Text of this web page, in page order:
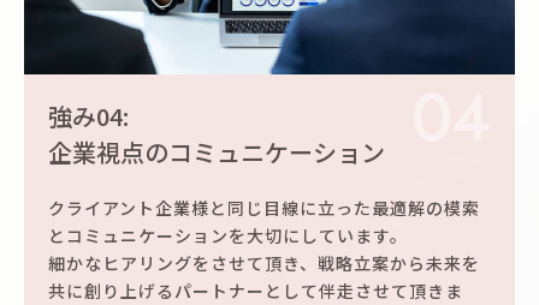
強み04:
企業視点のコミュニケーション
クライアント企業様と同じ目線に立った最適解の模索
とコミュニケーションを大切にしています。
細かなヒアリングをさせて頂き、戦略立案から未来を
共に創り上げるパートナーとして伴走させて頂きま